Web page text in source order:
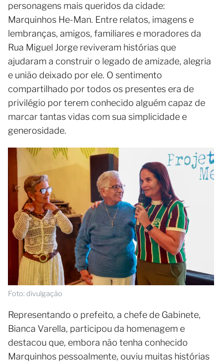
personagens mais queridos da cidade:
Marquinhos He-Man. Entre relatos, imagens e
lembranças, amigos, familiares e moradores da
Rua Miguel Jorge reviveram histórias que
ajudaram a construir o legado de amizade, alegria
e união deixado por ele. O sentimento
compartilhado por todos os presentes era de
privilégio por terem conhecido alguém capaz de
marcar tantas vidas com sua simplicidade e
generosidade.
Foto: divulgação
Representando o prefeito, a chefe de Gabinete,
Bianca Varella, participou da homenagem e
destacou que, embora não tenha conhecido
Marquinhos pessoalmente, ouviu muitas histórias